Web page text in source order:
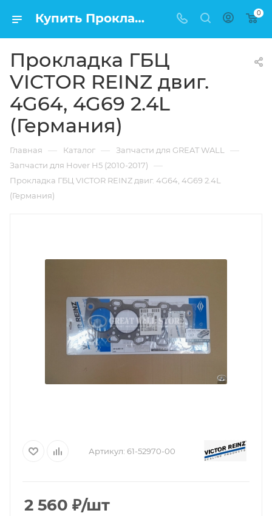
Купить Прокладка ГБЦ VICTOR REINZ двиг. 4G64, 4G69 2.4L (Германия) в Москве по низкой цене 0
Прокладка ГБЦ
VICTOR REINZ двиг.
4G64, 4G69 2.4L
(Германия)
Главная — Каталог — Запчасти для GREAT WALL —
Запчасти для Hover H5 (2010-2017) —
Прокладка ГБЦ VICTOR REINZ двиг. 4G64, 4G69 2.4L
(Германия)
Артикул: 61-52970-00
2 560 ₽/шт